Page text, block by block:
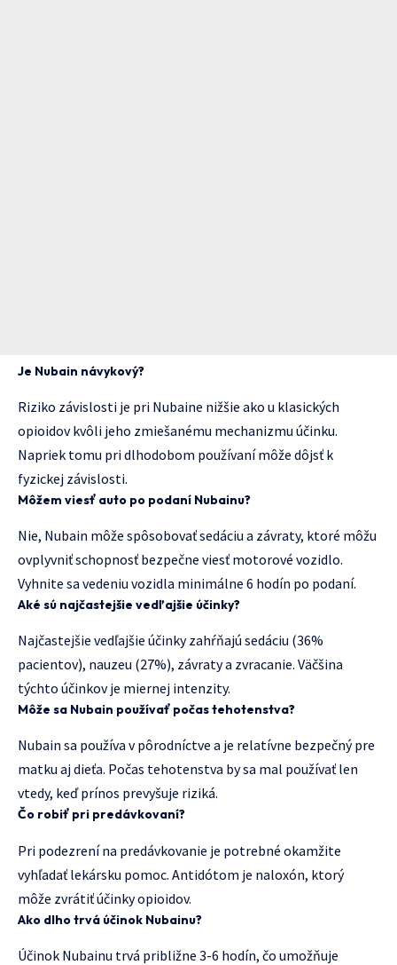
Je Nubain návykový?
Riziko závislosti je pri Nubaine nižšie ako u klasických
opioidov kvôli jeho zmiešanému mechanizmu účinku.
Napriek tomu pri dlhodobom používaní môže dôjsť k
fyzickej závislosti.
Môžem viesť auto po podaní Nubainu?
Nie, Nubain môže spôsobovať sedáciu a závraty, ktoré môžu
ovplyvniť schopnosť bezpečne viesť motorové vozidlo.
Vyhnite sa vedeniu vozidla minimálne 6 hodín po podaní.
Aké sú najčastejšie vedľajšie účinky?
Najčastejšie vedľajšie účinky zahŕňajú sedáciu (36%
pacientov), nauzeu (27%), závraty a zvracanie. Väčšina
týchto účinkov je miernej intenzity.
Môže sa Nubain používať počas tehotenstva?
Nubain sa používa v pôrodníctve a je relatívne bezpečný pre
matku aj dieťa. Počas tehotenstva by sa mal používať len
vtedy, keď prínos prevyšuje riziká.
Čo robiť pri predávkovaní?
Pri podezrení na predávkovanie je potrebné okamžite
vyhľadať lekársku pomoc. Antidótom je naloxón, ktorý
môže zvrátiť účinky opioidov.
Ako dlho trvá účinok Nubainu?
Účinok Nubainu trvá približne 3-6 hodín, čo umožňuje